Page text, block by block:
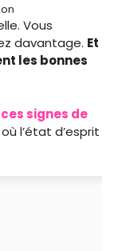
Vous
davantage. Et
les bonnes
ces signes de
où l’état d’esprit